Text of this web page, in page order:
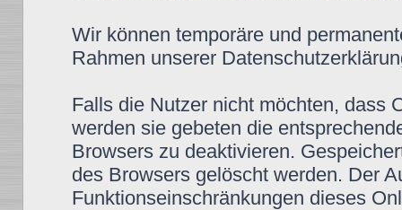
Wir können temporäre und
Rahmen unserer
Falls die Nutzer nicht möchten, dass
werden sie gebeten die
Browsers zu deaktivieren.
des Browsers gelöscht werden. Der
Funktionseinschränkungen dieses